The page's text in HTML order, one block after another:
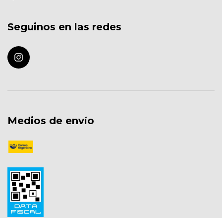
Seguinos en las redes
Medios de envío